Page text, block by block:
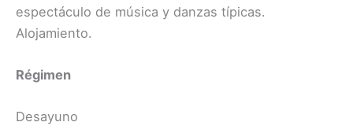
espectáculo de música y danzas típicas.
Alojamiento.
Régimen
Desayuno